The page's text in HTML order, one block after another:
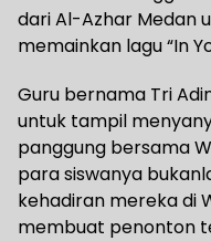
dari Al-Azhar Medan
memainkan lagu “In
Guru bernama Tri
untuk tampil
panggung bersama
para siswanya
kehadiran mereka di
membuat penonton